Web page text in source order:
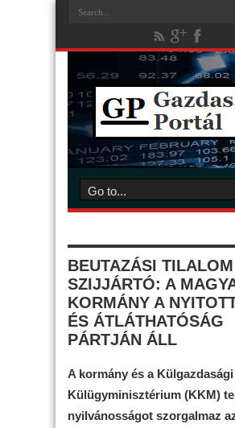
BEUTAZÁSI
SZIJJÁRTÓ: A
KORMÁNY A
ÉS ÁTLÁTHATÓSÁG
PÁRTJÁN ÁLL
A kormány és a
Külügyminisztérium (KKM)
nyilvánosságot szorgalmaz